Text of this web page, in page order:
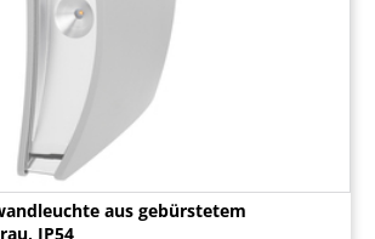
aus gebürstetem
IP54